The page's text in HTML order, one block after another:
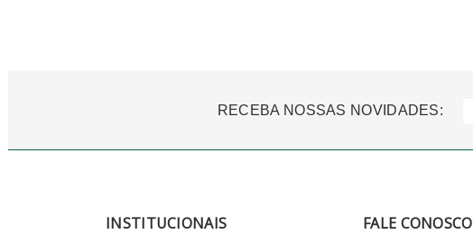
RECEBA NOSSAS NOVIDADES:
INSTITUCIONAIS FALE CONOSCO